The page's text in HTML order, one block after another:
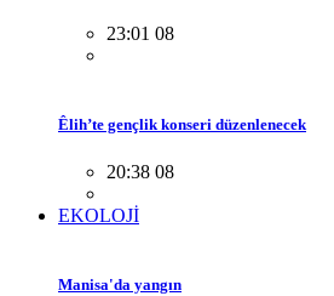
23:01 08
Êlih’te gençlik konseri düzenlenecek
20:38 08
EKOLOJİ
Manisa'da yangın